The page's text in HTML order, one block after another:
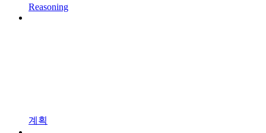
Reasoning
계획